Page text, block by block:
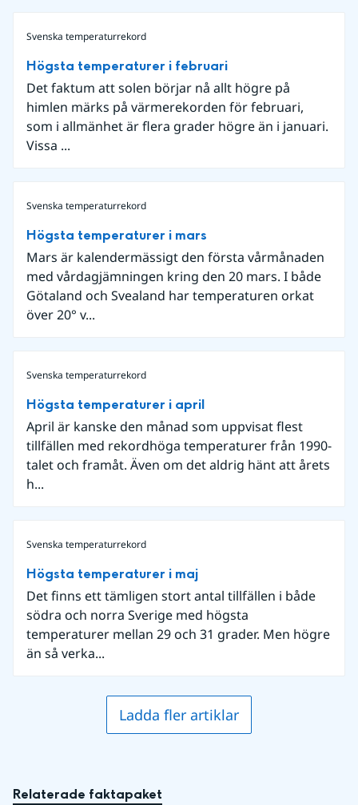
Svenska temperaturrekord
Högsta temperaturer i februari
Det faktum att solen börjar nå allt högre på
himlen märks på värmerekorden för februari,
som i allmänhet är flera grader högre än i januari.
Vissa ...
Svenska temperaturrekord
Högsta temperaturer i mars
Mars är kalendermässigt den första vårmånaden
med vårdagjämningen kring den 20 mars. I både
Götaland och Svealand har temperaturen orkat
över 20° v...
Svenska temperaturrekord
Högsta temperaturer i april
April är kanske den månad som uppvisat flest
tillfällen med rekordhöga temperaturer från 1990-
talet och framåt. Även om det aldrig hänt att årets
h...
Svenska temperaturrekord
Högsta temperaturer i maj
Det finns ett tämligen stort antal tillfällen i både
södra och norra Sverige med högsta
temperaturer mellan 29 och 31 grader. Men högre
än så verka...
Ladda fler artiklar
Relaterade faktapaket